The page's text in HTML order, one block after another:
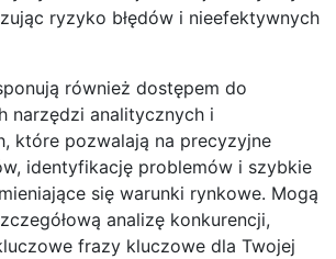
ryzyko błędów i nieefektywnych
również dostępem do
narzędzi analitycznych i
które pozwalają na precyzyjne
identyfikację problemów i szybkie
się warunki rynkowe. Mogą
analizę konkurencji,
frazy kluczowe dla Twojej